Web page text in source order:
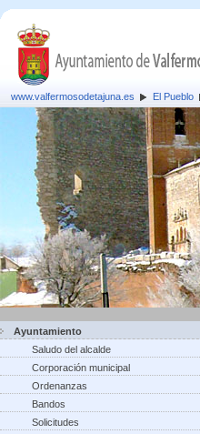
www.valfermosodetajuna.es El Pueblo
Ayuntamiento
Saludo del alcalde
Corporación municipal
Ordenanzas
Bandos
Solicitudes